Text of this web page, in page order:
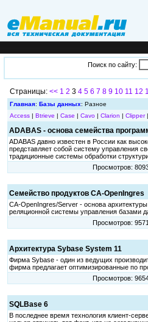
Поиск по сайту:
Страницы: << 1 2 3 4 5 6 7 8 9 10 11 12
Главная: Базы данных: Разное
Access | Btrieve | Case | Cavo | Clarion | Clipper|
ADABAS - основа семейства
ADABAS давно известен в России как
представляет собой систему управления
традиционные системы обработки
Просмотров:
Семейство продуктов CA-OpenIngres
CA-OpenIngres/Server - основа
реляционной системы управления базами
Просмотров: 9571
Архитектура Sybase System 11
Фирма Sybase - один из ведущих
фирма предлагает оптимизированные по
Просмотров:
SQLBase 6
В последнее время технология клиент-